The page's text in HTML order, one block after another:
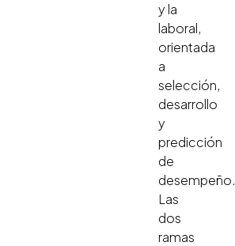
y la
laboral,
orientada
a
selección,
desarrollo
y
predicción
de
desempeño.
Las
dos
ramas